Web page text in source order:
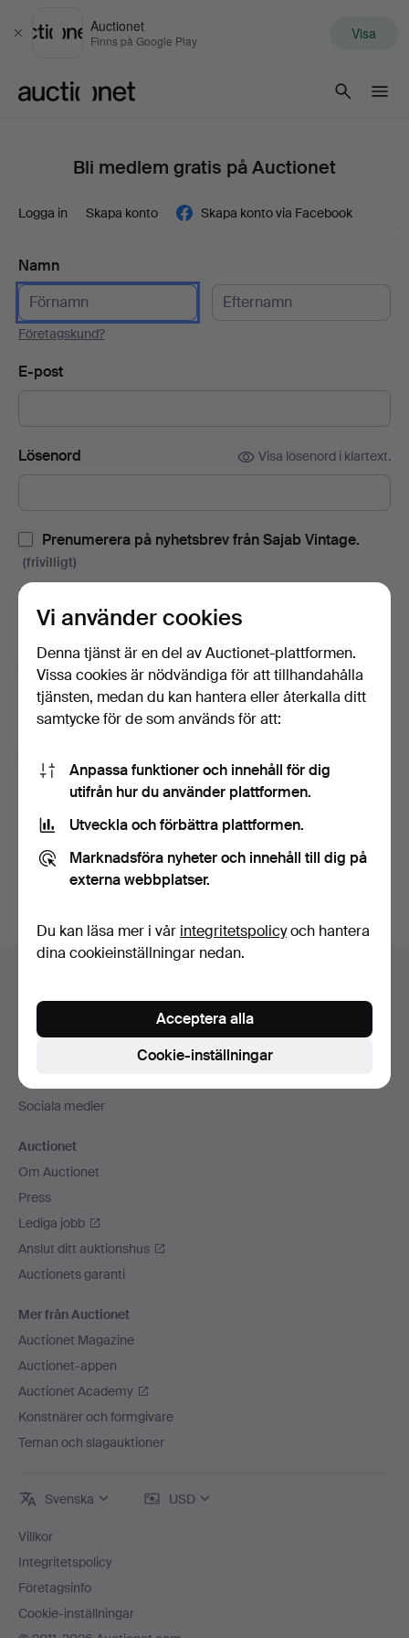
Stäng
Auctionet
Finns på Google Play Visa
Bli medlem gratis på Auctionet
Logga in Skapa konto Skapa konto via Facebook
Namn
Företagskund?
E-post
Lösenord Visa lösenord i klartext.
Prenumerera på nyhetsbrev från Sajab Vintage.
(frivilligt)
Med bl.a. auktionskataloger, inbjudningar till evenemang och
nyheter. Om du ångrar dig kan du enkelt avsluta
prenumerationen.
Prenumerera på Auctionets nyhetsbrev. (frivilligt)
Med bl.a. experttips, utvalda föremål och inspiration. Om du
ångrar dig kan du enkelt avsluta prenumerationen.
användarvillkoren,köpvillkoren samt bekräftar att jag
har tagit del avintegritetspolicyn.
Skapa konto
Sidfotsnavigation
Kontakta support
Alla auktionshus
Vi skickar med
Sociala medier
Auctionet
Om Auctionet
Press
Lediga jobb
Anslut ditt auktionshus
Auctionets garanti
Mer från Auctionet
Auctionet Magazine
Auctionet-appen
Auctionet Academy
Konstnärer och formgivare
Teman och slagauktioner
Svenska USD
Villkor
Integritetspolicy
Företagsinfo
Cookie-inställningar
Vi använder cookies
Denna tjänst är en del av Auctionet-plattformen.
Vissa cookies är nödvändiga för att tillhandahålla
tjänsten, medan du kan hantera eller återkalla ditt
samtycke för de som används för att:
Anpassa funktioner och innehåll för dig
utifrån hur du använder plattformen.
Utveckla och förbättra plattformen.
Marknadsföra nyheter och innehåll till dig på
externa webbplatser.
Du kan läsa mer i vår integritetspolicyoch hantera
dina cookieinställningar nedan.
Cookie-inställningar
Acceptera alla